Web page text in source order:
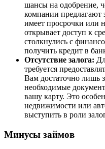
шансы на одобрение,
компании предлагают
имеет просрочки или
открывает доступ к
столкнулись с
получить кредит в
Отсутствие залога:
требуется
Вам достаточно лишь
необходимые
вашу карту. Это
недвижимости или
выступить в роли
Минусы займов